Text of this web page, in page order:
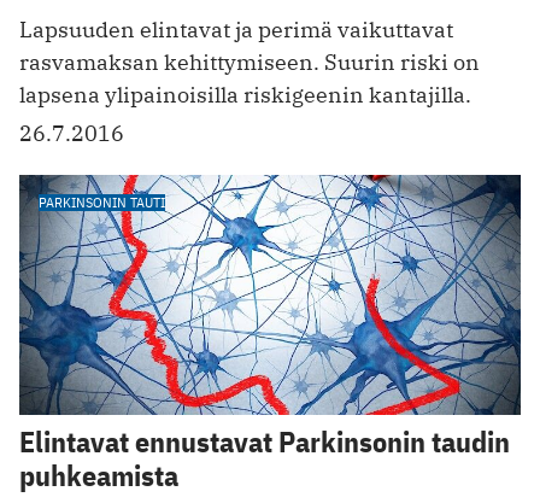
Lapsuuden elintavat ja perimä vaikuttavat
rasvamaksan kehittymiseen. Suurin riski on
lapsena ylipainoisilla riskigeenin kantajilla.
26.7.2016
PARKINSONIN TAUTI
Elintavat ennustavat Parkinsonin taudin
puhkeamista